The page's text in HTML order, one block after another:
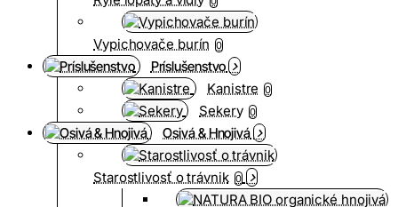
Vypichovače burín 0
Príslušenstvo
Kanistre 0
Sekery 0
Osivá & Hnojivá
Starostlivosť o trávnik 0